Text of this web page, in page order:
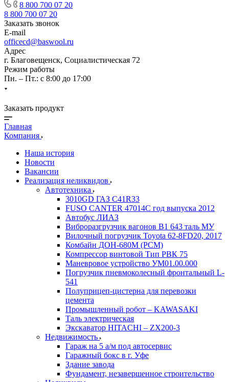
8 800 700 07 20
8 800 700 07 20
Заказать звонок
E-mail
officecd@baswool.ru
Адрес
г. Благовещенск, Социалистическая 72
Режим работы
Пн. – Пт.: с 8:00 до 17:00
Заказать продукт
Главная
Компания
Наша история
Новости
Вакансии
Реализация неликвидов
Автотехника
3010GD ГАЗ С41R33
FUSO CANTER 47014C год выпуска 2012
Автобус ЛИАЗ
Виброразгрузчик вагонов В1 643 таль МУ
Вилочный погрузчик Toyota 62-8FD20, 2017
Комбайн ДОН-680М (РСМ)
Компрессор винтовой Тип РВК 75
Маневровое устройство УМ01.00.000
Погрузчик пневмоколесный фронтальный L-
541
Полуприцеп-цистерна для перевозки
цемента
Промышленный робот – KAWASAKI
Таль электрическая
Экскаватор HITACHI – ZX200-3
Недвижимость
Гараж на 5 а/м под автосервис
Гаражный бокс в г. Уфе
Здание завода
Фундамент, незавершенное строительство